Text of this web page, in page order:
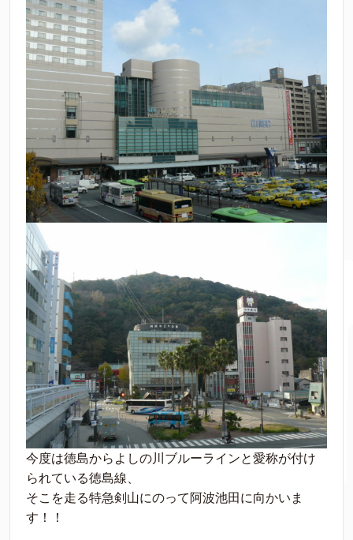
今度は徳島からよしの川ブルーラインと愛称が付け
られている徳島線、
そこを走る特急剣山にのって阿波池田に向かいま
す！！